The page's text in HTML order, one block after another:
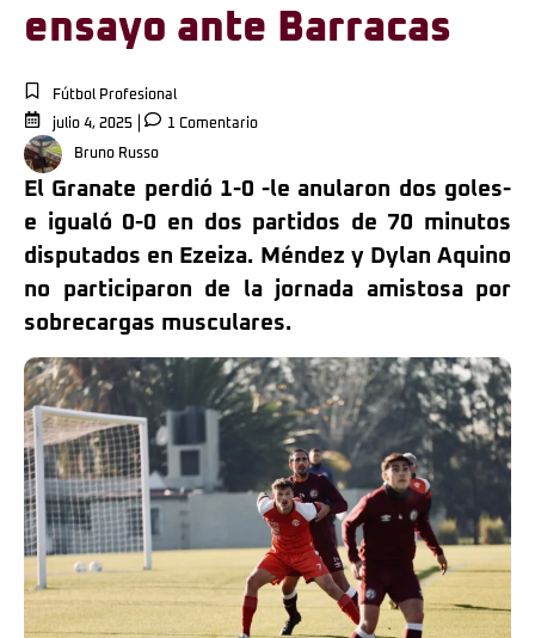
ensayo ante Barracas
Fútbol Profesional
julio 4, 2025
1 Comentario
Bruno Russo
El Granate perdió 1-0 -le anularon dos goles-
e igualó 0-0 en dos partidos de 70 minutos
disputados en Ezeiza. Méndez y Dylan Aquino
no participaron de la jornada amistosa por
sobrecargas musculares.